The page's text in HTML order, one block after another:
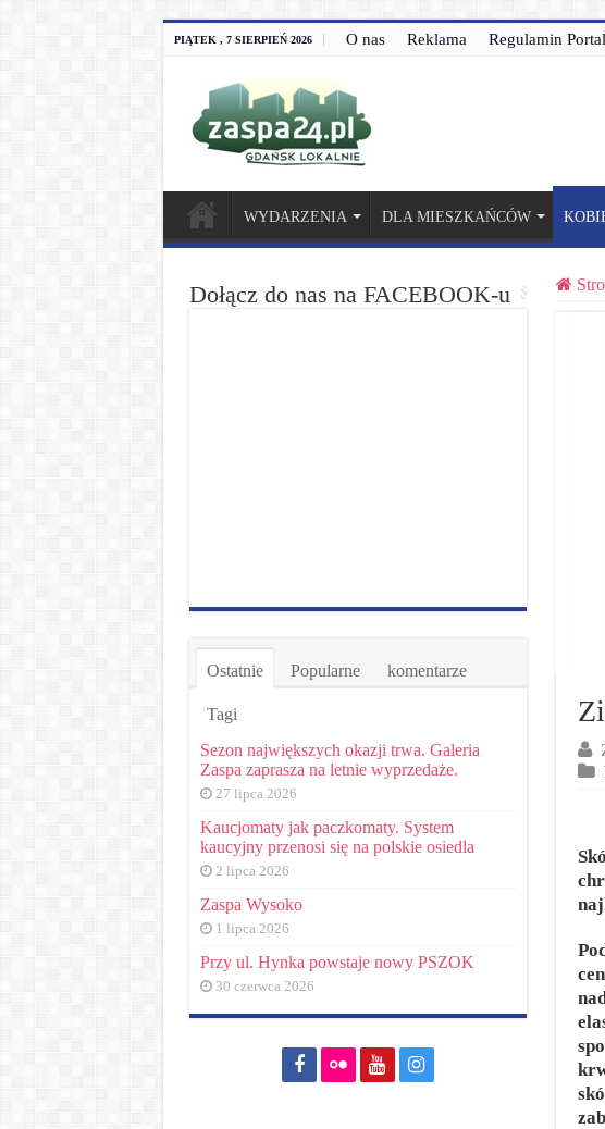
PIĄTEK , 7 SIERPIEŃ 2026 O nas Reklama Regulamin
WYDARZENIA DLA MIESZKAŃCÓW
Dołącz do nas na FACEBOOK-u
Ostatnie Popularne komentarze
Tagi
Sezon największych okazji trwa. Galeria
Zaspa zaprasza na letnie wyprzedaże.
27 lipca 2026
Kaucjomaty jak paczkomaty. System
kaucyjny przenosi się na polskie osiedla
2 lipca 2026
Zaspa Wysoko
1 lipca 2026
Przy ul. Hynka powstaje nowy PSZOK
30 czerwca 2026